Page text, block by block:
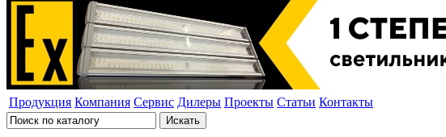
Продукция Компания Сервис Дилеры Проекты Статьи Контакты